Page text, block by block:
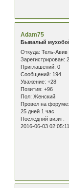
Adam75
Бывалый
Откуда: Тель-Авив
Зарегистрирован:
Приглашений: 0
Сообщений: 194
Уважение: +28
Позитив: +96
Пол: Женский
Провел на форуме:
25 дней 1 час
Последний визит:
2016-06-03 02:05:11